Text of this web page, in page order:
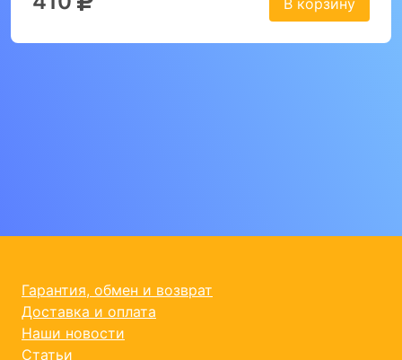
В корзину
Гарантия, обмен и возврат
Доставка и оплата
Наши новости
Статьи